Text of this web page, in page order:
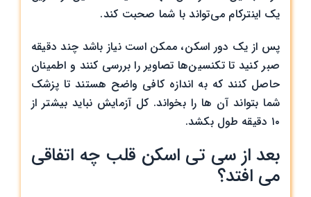
یک اینترکام می‌تواند با شما صحبت کند.
پس از یک دور اسکن، ممکن است نیاز باشد چند دقیقه
صبر کنید تا تکنسین‌ها تصاویر را بررسی کنند و اطمینان
حاصل کنند که به اندازه کافی واضح هستند تا پزشک
شما بتواند آن ها را بخواند. کل آزمایش نباید بیشتر از
۱۰ دقیقه طول بکشد.
بعد از سی تی اسکن قلب چه اتفاقی
می افتد؟